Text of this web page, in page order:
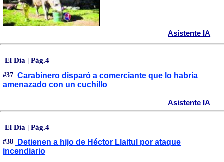
Asistente IA
El Día | Pág.4
#37 Carabinero disparó a comerciante que lo habria
amenazado con un cuchillo
Asistente IA
El Día | Pág.4
#38
Detienen a hijo de Héctor Llaitul por ataque
incendiario